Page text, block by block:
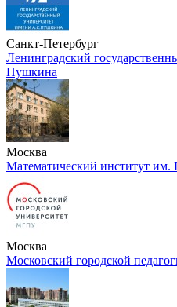
Санкт-Петербург
Ленинградский
Пушкина
Москва
Математический институт
Москва
Московский городской